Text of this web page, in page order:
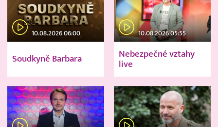
10.08.2026 06:00
Soudkyně Barbara
10.08.2026 05:55
Nebezpečné vztahy
live